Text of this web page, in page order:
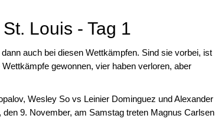
Louis - Tag 1
auch bei diesen Wettkämpfen. Sind sie vorbei, ist
gewonnen, vier haben verloren, aber
Wesley So vs Leinier Dominguez und Alexander
9. November, am Samstag treten Magnus Carlsen